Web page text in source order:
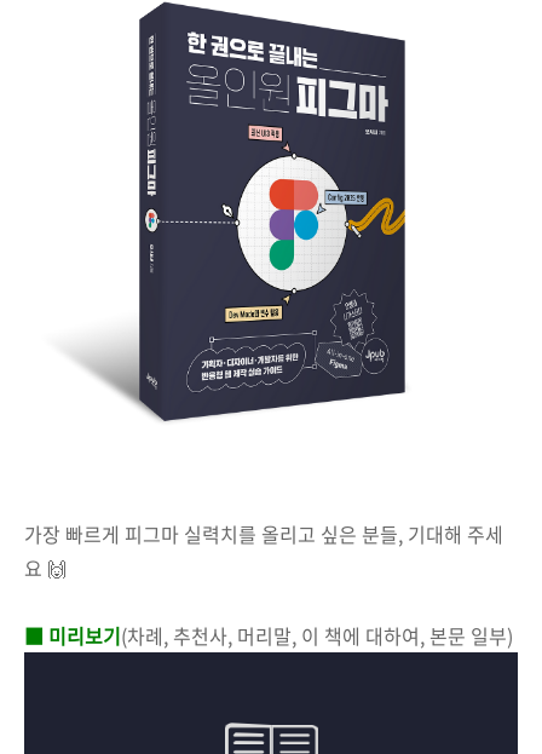
가장 빠르게 피그마 실력치를 올리고 싶은 분들, 기대해 주세
요 🙌
■ 미리보기(차례, 추천사, 머리말, 이 책에 대하여, 본문 일부)